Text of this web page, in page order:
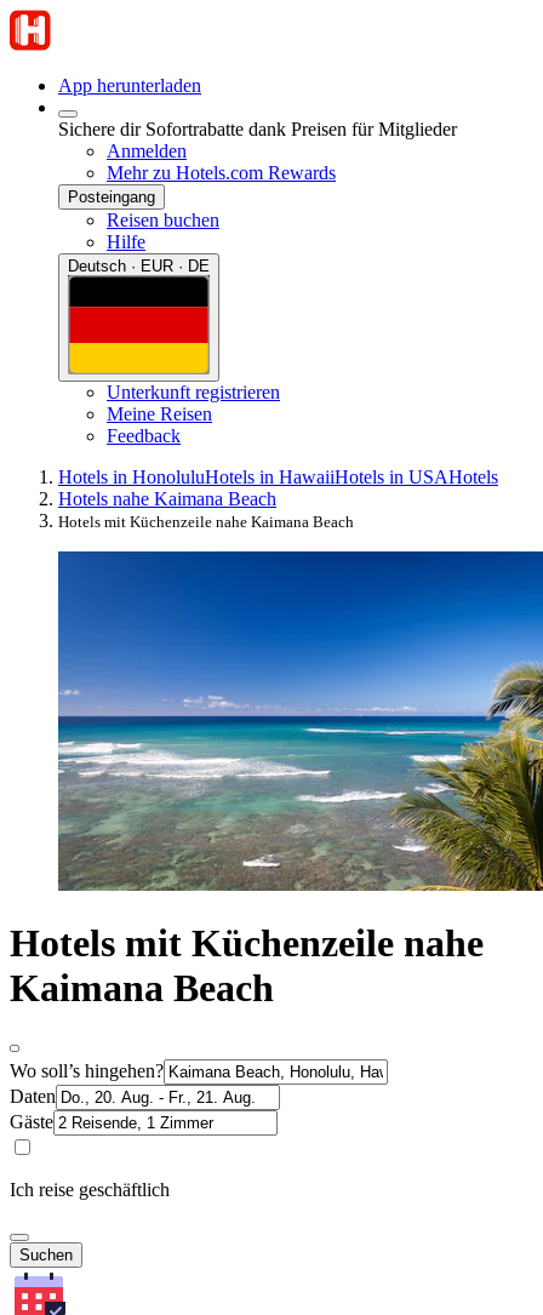
App herunterladen
Sichere dir Sofortrabatte dank Preisen für Mitglieder
Anmelden
Mehr zu Hotels.com Rewards
Posteingang
Reisen buchen
Hilfe
Deutsch · EUR · DE
Unterkunft registrieren
Meine Reisen
Feedback
Hotels in HonoluluHotels in HawaiiHotels in USAHotels
Hotels nahe Kaimana Beach
Hotels mit Küchenzeile nahe Kaimana Beach
Hotels mit Küchenzeile nahe
Kaimana Beach
Wo soll’s hingehen?
Daten
Gäste
Ich reise geschäftlich
Suchen